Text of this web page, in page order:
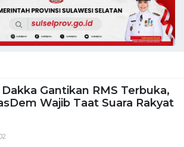
Gantikan RMS Terbuka,
Wajib Taat Suara Rakyat